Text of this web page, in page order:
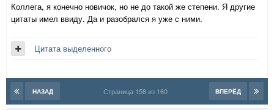
Коллега, я конечно новичок, но не до такой же степени. Я другие
цитаты имел ввиду. Да и разобрался я уже с ними.
Цитата выделенного
НАЗАД ВПЕРЁД
Страница 158 из 160